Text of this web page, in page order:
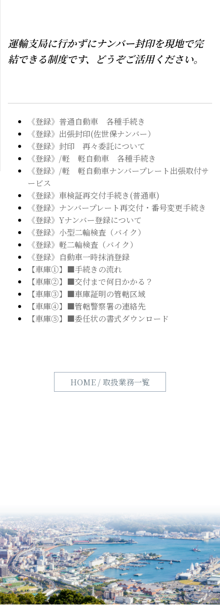
運輸支局に行かずにナンバー封印を現地で完
結できる制度です、どうぞご活用ください。
《登録》普通自動車 各種手続き
《登録》出張封印(佐世保ナンバー）
《登録》封印 再々委託について
《登録》/軽 軽自動車 各種手続き
《登録》/軽 軽自動車ナンバープレート出張取付サ
ービス
《登録》車検証再交付手続き(普通車)
《登録》ナンバープレート再交付・番号変更手続き
《登録》Yナンバー登録について
《登録》小型二輪検査（バイク）
《登録》軽二輪検査（バイク）
《登録》自動車一時抹消登録
【車庫①】■手続きの流れ
【車庫②】■交付まで何日かかる？
【車庫➂】■車庫証明の管轄区域
【車庫④】■管轄警察署の連絡先
【車庫⑤】■委任状の書式ダウンロード
HOME / 取扱業務一覧